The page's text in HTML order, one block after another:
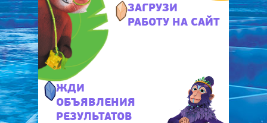
ЗАГРУЗИ
РАБОТУ НА САЙТ
ЖДИ
ОБЪЯВЛЕНИЯ
РЕЗУЛЬТАТОВ